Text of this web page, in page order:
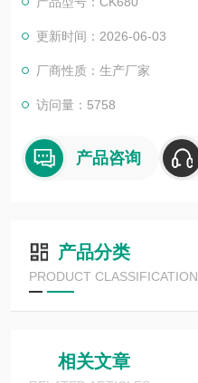
更新时间：2026-06-03
厂商性质：生产厂家
访问量：5758
产品咨询
产品分类
PRODUCT CLASSIFICATION
相关文章